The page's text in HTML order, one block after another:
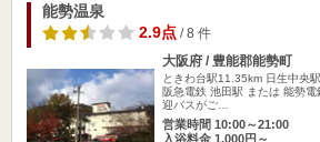
能勢温泉
2.9点/ 8 件
大阪府 / 豊能郡能勢町
ときわ台駅11.35km 日生中央
阪急電鉄 池田駅 または 能勢
迎バスがご…
営業時間 10:00～21:00
入浴料金 1,000円～